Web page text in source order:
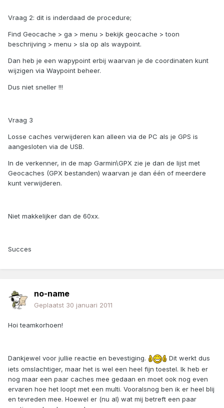
Vraag 2: dit is inderdaad de procedure;
Find Geocache > ga > menu > bekijk geocache > toon
beschrijving > menu > sla op als waypoint.
Dan heb je een wapypoint erbij waarvan je de coordinaten kunt
wijzigen via Waypoint beheer.
Dus niet sneller !!!
Vraag 3
Losse caches verwijderen kan alleen via de PC als je GPS is
aangesloten via de USB.
In de verkenner, in de map Garmin\GPX zie je dan de lijst met
Geocaches (GPX bestanden) waarvan je dan één of meerdere
kunt verwijderen.
Niet makkelijker dan de 60xx.
Succes
no-name
Geplaatst 30 januari 2011
Hoi teamkorhoen!
Dankjewel voor jullie reactie en bevestiging.
Dit werkt dus
iets omslachtiger, maar het is wel een heel fijn toestel. Ik heb er
nog maar een paar caches mee gedaan en moet ook nog even
ervaren hoe het loopt met een multi. Vooralsnog ben ik er heel blij
en tevreden mee. Hoewel er (nu al) wat mij betreft een paar